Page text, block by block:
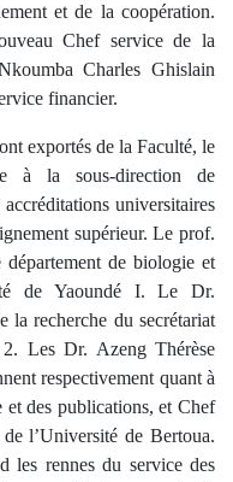
et de la coopération.
Chef service de la
Charles Ghislain
financier.
exportés de la Faculté, le
à la sous-direction de
universitaires
supérieur. Le prof.
de biologie et
de Yaoundé I. Le Dr.
la recherche du secrétariat
Les Dr. Azeng Thérèse
respectivement quant à
des publications, et Chef
l’Université de Bertoua.
les rennes du service des